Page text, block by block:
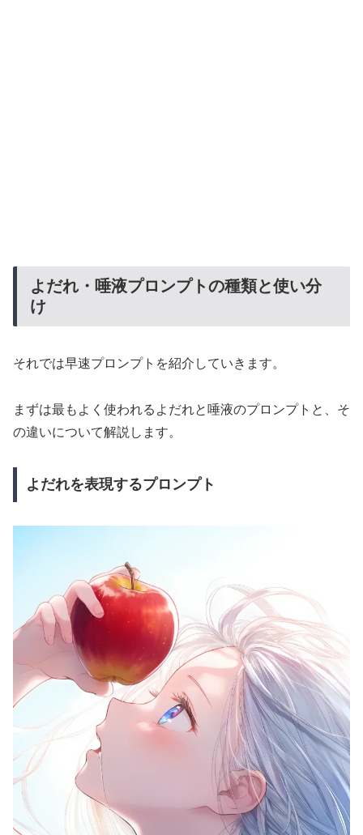
よだれ・唾液プロンプトの種類と使い分
け
それでは早速プロンプトを紹介していきます。
まずは最もよく使われるよだれと唾液のプロンプトと、そ
の違いについて解説します。
よだれを表現するプロンプト